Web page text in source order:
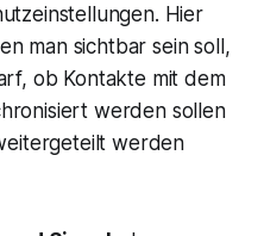
Hier
man sichtbar sein soll,
ob Kontakte mit dem
werden sollen
werden